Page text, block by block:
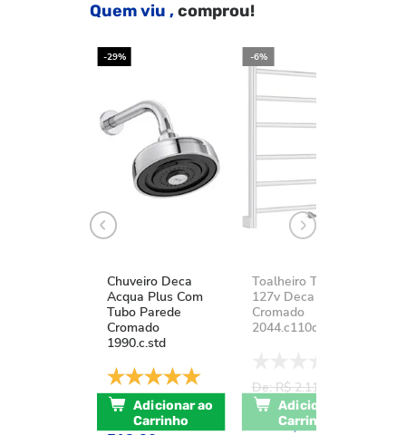
Quem viu ,comprou!
-29%
Chuveiro Deca
Acqua Plus Com
Tubo Parede
Cromado
1990.c.std
De: R$ 741,17
POR: R$
Adicionar ao
Carrinho
-6%
Toalheiro Térmico
127v Deca You
Cromado
2044.c110d.aqc
De: R$ 2.111,37
POR: R$
1.979,90
Adicionar ao
Carrinho